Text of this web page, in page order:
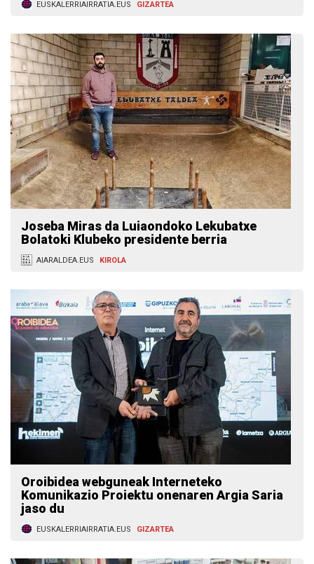
EUSKALERRIAIRRATIA.EUS GIZARTEA
Joseba Miras da Luiaondoko Lekubatxe
Bolatoki Klubeko presidente berria
AIARALDEA.EUS KIROLA
Oroibidea webguneak Interneteko
Komunikazio Proiektu onenaren Argia Saria
jaso du
EUSKALERRIAIRRATIA.EUS GIZARTEA